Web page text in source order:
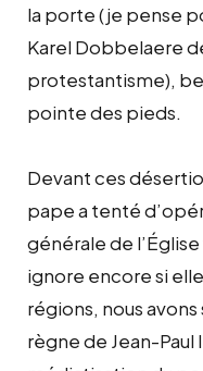
la porte (je pense
Karel Dobbelaere
protestantisme),
pointe des pieds.
Devant ces
pape a tenté
générale de
ignore encore si
régions, nous avons
règne de Jean-Paul